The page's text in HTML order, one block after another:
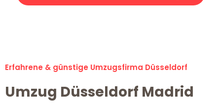
Erfahrene & günstige Umzugsfirma Düsseldorf
Umzug Düsseldorf Madrid